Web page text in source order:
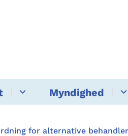
Myndighed
for alternative